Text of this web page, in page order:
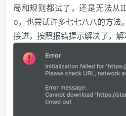
局和规则都试了，还是无法从
o，也尝试许多七七八八的方法
接进，按照报错提示解决了，解